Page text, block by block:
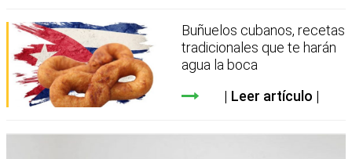
Buñuelos cubanos, recetas
tradicionales que te harán
agua la boca
Leer artículo